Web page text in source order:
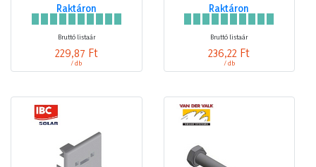
Raktáron
Bruttó listaár
229,87 Ft
/ db
Raktáron
Bruttó listaár
236,22 Ft
/ db